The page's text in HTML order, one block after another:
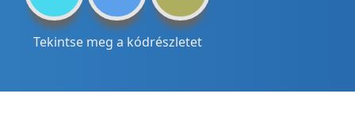
Tekintse meg a kódrészletet